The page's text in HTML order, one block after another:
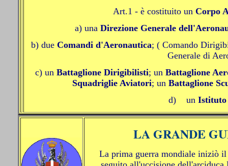
Art.1 - è costituito un Corpo
a) una Direzione Generale
b) due Comandi d'Aeronautica; ( Comando
Generale di
c) un Battaglione Dirigibilisti; un Battaglione
Squadriglie Aviatori; un Battaglione
d)
un
LA GRANDE
La prima guerra mondiale iniziò